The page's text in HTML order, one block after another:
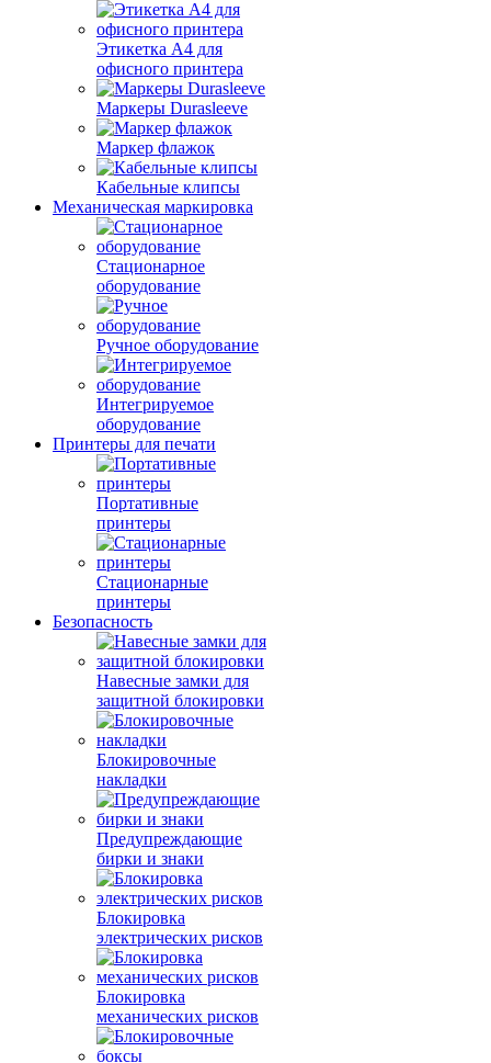
Этикетка А4 для
офисного принтера
Маркеры Durasleeve
Маркер флажок
Кабельные клипсы
Механическая маркировка
Стационарное
оборудование
Ручное оборудование
Интегрируемое
оборудование
Принтеры для печати
Портативные
принтеры
Стационарные
принтеры
Безопасность
Навесные замки для
защитной блокировки
Блокировочные
накладки
Предупреждающие
бирки и знаки
Блокировка
электрических рисков
Блокировка
механических рисков